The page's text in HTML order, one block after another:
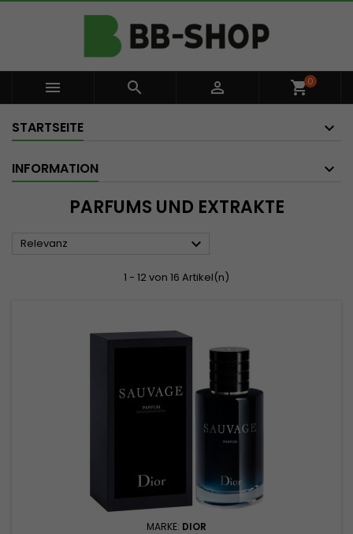
   shopping_cart0
STARTSEITE
INFORMATION
PARFUMS UND EXTRAKTE
Relevanz 
1 - 12 von 16 Artikel(n)
MARKE: DIOR